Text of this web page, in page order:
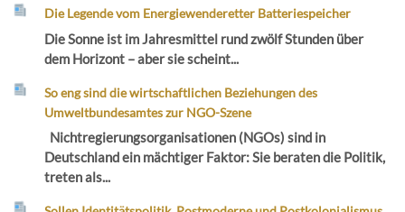
Die Legende vom Energiewenderetter Batteriespeicher
Die Sonne ist im Jahresmittel rund zwölf Stunden über
dem Horizont – aber sie scheint...
So eng sind die wirtschaftlichen Beziehungen des
Umweltbundesamtes zur NGO-Szene
Nichtregierungsorganisationen (NGOs) sind in
Deutschland ein mächtiger Faktor: Sie beraten die Politik,
treten als...